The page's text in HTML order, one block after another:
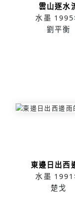
雲山逐水
水墨 1995
劉平衡
東邊日出西
水墨 1991
楚戈